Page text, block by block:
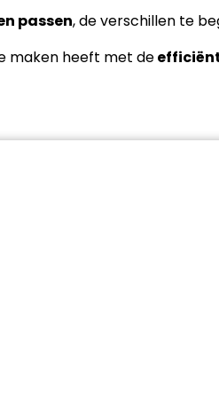
passen, de verschillen te
maken heeft met de